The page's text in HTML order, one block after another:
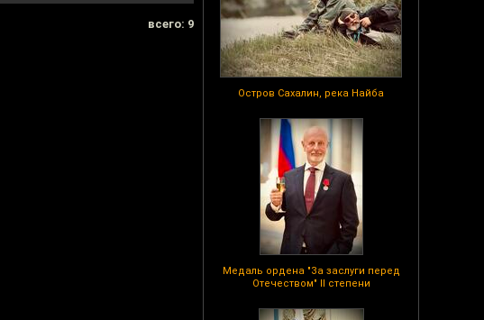
Остров Сахалин, река Найба
Медаль ордена "За заслуги перед
Отечеством" II степени
всего: 9